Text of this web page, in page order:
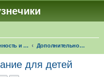
Беременность и роды. О детях Дополнительное образование для детей
для детей